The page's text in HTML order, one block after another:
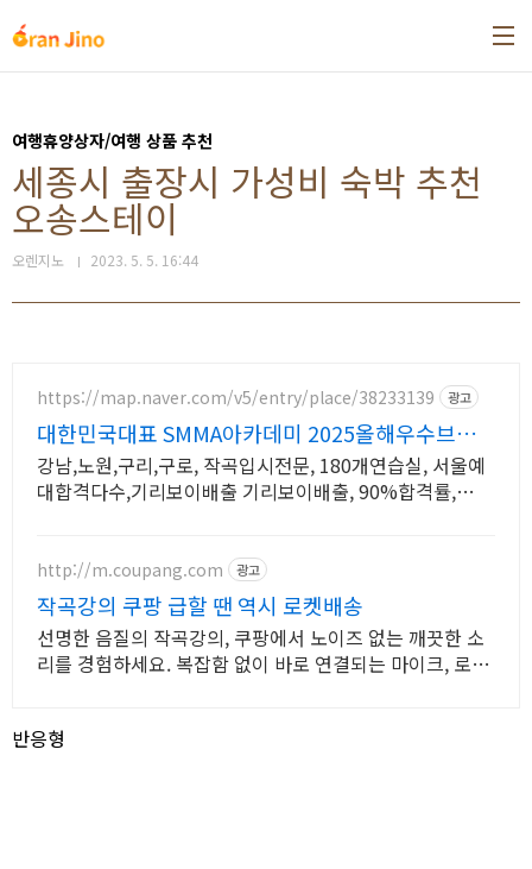
여행휴양상자/여행 상품 추천
세종시 출장시 가성비 숙박 추천
오송스테이
오렌지노 2023. 5. 5. 16:44
https://map.naver.com/v5/entry/place/38233139 광고
대한민국대표 SMMA아카데미 2025올해우수브랜
드교육대상
강남,노원,구리,구로, 작곡입시전문, 180개연습실, 서울예
대합격다수,기리보이배출 기리보이배출, 90%합격률,
http://m.coupang.com 광고
작곡강의 쿠팡 급할 땐 역시 로켓배송
선명한 음질의 작곡강의, 쿠팡에서 노이즈 없는 깨끗한 소
리를 경험하세요. 복잡함 없이 바로 연결되는 마이크, 로켓
반응형